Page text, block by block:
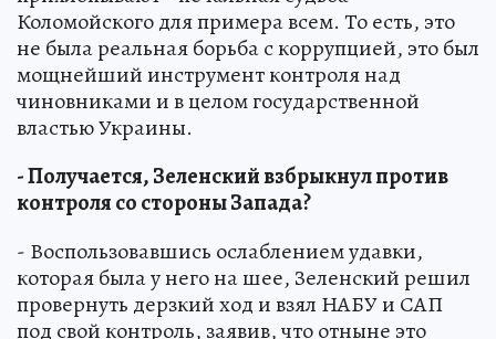
Коломойского для примера всем. То есть, это
не была реальная борьба с коррупцией, это был
мощнейший инструмент контроля над
чиновниками и в целом государственной
властью Украины.
- Получается, Зеленский взбрыкнул против
контроля со стороны Запада?
- Воспользовавшись ослаблением удавки,
которая была у него на шее, Зеленский решил
провернуть дерзкий ход и взял НАБУ и САП
под свой контроль, заявив, что отныне это